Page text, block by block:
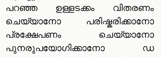
പറഞ്ഞ ഉള്ളടക്കം വിതരണം
ചെയ്യാനോ പരിഷ്കരിക്കാനോ
പ്രക്ഷേപണം ചെയ്യാനോ
പുനരുപയോഗിക്കാനോ ഡ